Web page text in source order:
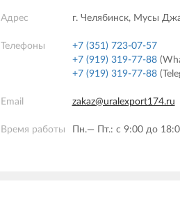
Адрес г. Челябинск, Мусы
Телефоны
+7 (351) 723-07-57
+7 (919) 319-77-88
+7 (919) 319-77-88
Email zakaz@uralexport174.ru
Время работы Пн.— Пт.: c 9:00 до